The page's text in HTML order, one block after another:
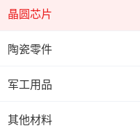
晶圆芯片
陶瓷零件
军工用品
其他材料